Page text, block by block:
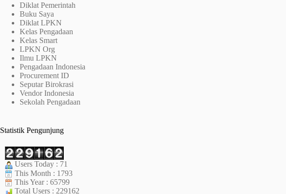
Diklat Pemerintah
Buku Saya
Diklat LPKN
Kelas Pengadaan
Kelas Smart
LPKN Org
Ilmu LPKN
Pengadaan Indonesia
Procurement ID
Seputar Birokrasi
Vendor Indonesia
Sekolah Pengadaan
Statistik Pengunjung
Users Today : 71
This Month : 1793
This Year : 65799
Total Users : 229162